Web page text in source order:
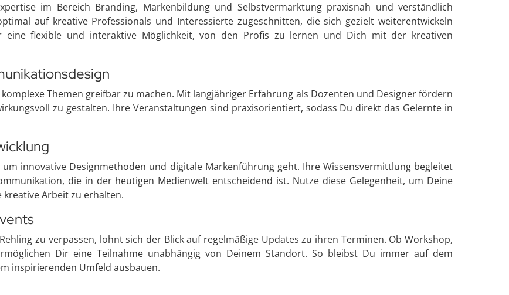
im Bereich Branding, Markenbildung und Selbstvermarktung praxisnah und verständlich
auf kreative Professionals und Interessierte zugeschnitten, die sich gezielt weiterentwickeln
eine flexible und interaktive Möglichkeit, von den Profis zu lernen und Dich mit der kreativen
Themen greifbar zu machen. Mit langjähriger Erfahrung als Dozenten und Designer fördern
zu gestalten. Ihre Veranstaltungen sind praxisorientiert, sodass Du direkt das Gelernte in
um innovative Designmethoden und digitale Markenführung geht. Ihre Wissensvermittlung begleitet
die in der heutigen Medienwelt entscheidend ist. Nutze diese Gelegenheit, um Deine
kreative Arbeit zu erhalten.
zu verpassen, lohnt sich der Blick auf regelmäßige Updates zu ihren Terminen. Ob Workshop,
Dir eine Teilnahme unabhängig von Deinem Standort. So bleibst Du immer auf dem
inspirierenden Umfeld ausbauen.